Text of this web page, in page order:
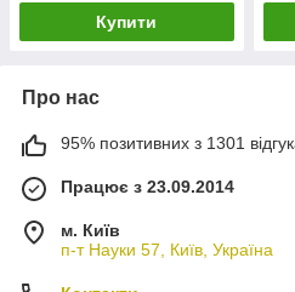
Купити
Про нас
95% позитивних з 1301
Працює з 23.09.2014
м. Київ
п-т Науки 57, Київ, Україна